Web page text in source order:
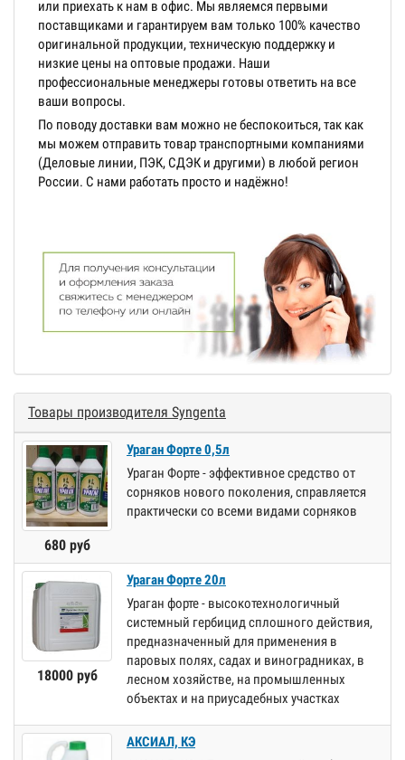
или приехать к нам в офис. Мы являемся первыми
поставщиками и гарантируем вам только 100% качество
оригинальной продукции, техническую поддержку и
низкие цены на оптовые продажи. Наши
профессиональные менеджеры готовы ответить на все
ваши вопросы.
По поводу доставки вам можно не беспокоиться, так как
мы можем отправить товар транспортными компаниями
(Деловые линии, ПЭК, СДЭК и другими) в любой регион
России. С нами работать просто и надёжно!
Товары производителя Syngenta
680 руб
Ураган Форте 0,5л
Ураган Форте - эффективное средство от
сорняков нового поколения, справляется
практически со всеми видами сорняков
18000 руб
Ураган Форте 20л
Ураган форте - высокотехнологичный
системный гербицид сплошного действия,
предназначенный для применения в
паровых полях, садах и виноградниках, в
лесном хозяйстве, на промышленных
объектах и на приусадебных участках
АКСИАЛ, КЭ